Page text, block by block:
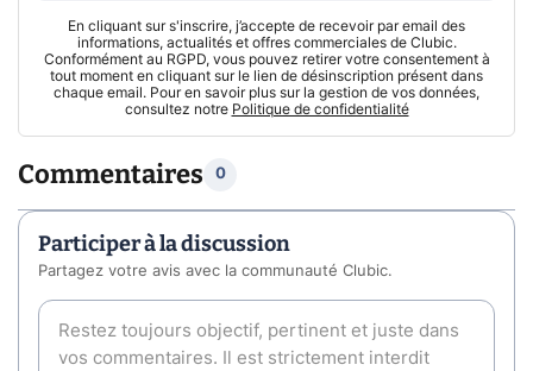
En cliquant sur s'inscrire, j’accepte de recevoir par email des
informations, actualités et offres commerciales de Clubic.
Conformément au RGPD, vous pouvez retirer votre consentement à
tout moment en cliquant sur le lien de désinscription présent dans
chaque email. Pour en savoir plus sur la gestion de vos données,
consultez notre Politique de confidentialité
Commentaires 0
Participer à la discussion
Partagez votre avis avec la communauté Clubic.